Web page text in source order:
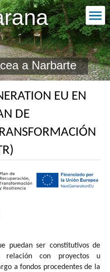
a Narbarte
EU EN
DE
puedan ser constitutivos de
con proyectos u
a fondos procedentes de la